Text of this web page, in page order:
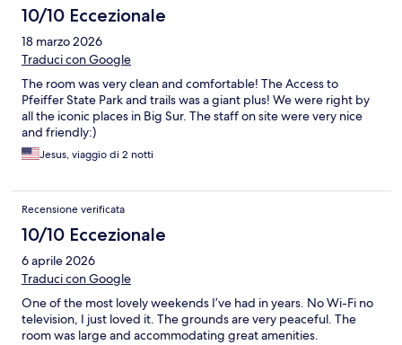
10/10 Eccezionale
18 marzo 2026
Traduci con Google
The room was very clean and comfortable! The Access to
Pfeiffer State Park and trails was a giant plus! We were right by
all the iconic places in Big Sur. The staff on site were very nice
and friendly:)
Jesus, viaggio di 2 notti
Recensione verificata
10/10 Eccezionale
6 aprile 2026
Traduci con Google
One of the most lovely weekends I’ve had in years. No Wi-Fi no
television, I just loved it. The grounds are very peaceful. The
room was large and accommodating great amenities.